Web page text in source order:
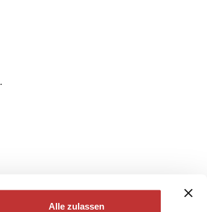
Alle zulassen
.